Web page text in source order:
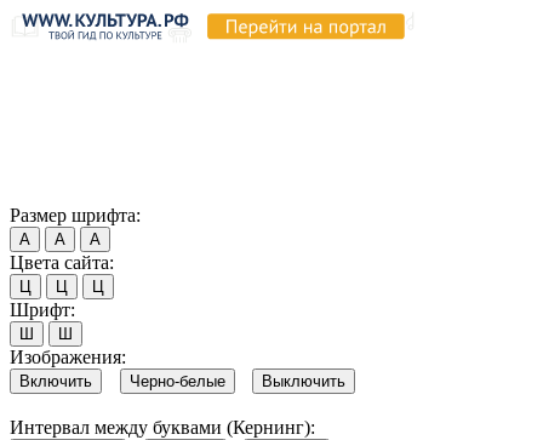
Размер шрифта:
А А А
Цвета сайта:
Ц Ц Ц
Шрифт:
Ш Ш
Изображения:
Включить Черно-белые Выключить
Интервал между буквами (Кернинг):